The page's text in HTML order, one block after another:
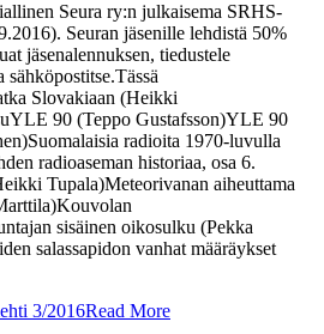
Seura ry:n julkaisema SRHS-
Seuran jäsenille lehdistä 50%
jäsenalennuksen, tiedustele
Slovakiaan (Heikki
90 (Teppo Gustafsson)YLE 90
radioita 1970-luvulla
radioaseman historiaa, osa 6.
Tupala)Meteorivanan aiheuttama
sisäinen oikosulku (Pekka
salassapidon vanhat määräykset
3/2016Read More